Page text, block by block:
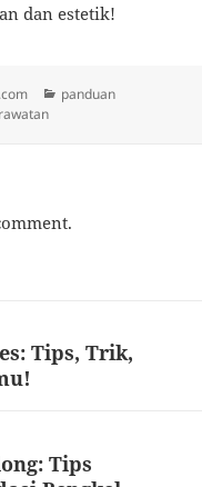
dan estetik!
Categories
panduan
Tips, Trik,
Tips